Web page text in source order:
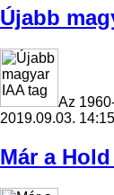
Újabb
Az
2019.09.03. 14:15
Már a